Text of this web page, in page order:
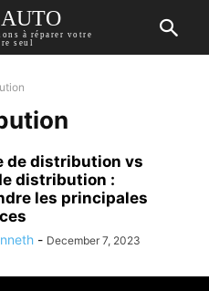
AUTO
à réparer votre
seul
de distribution vs
distribution :
les principales
- December 7, 2023